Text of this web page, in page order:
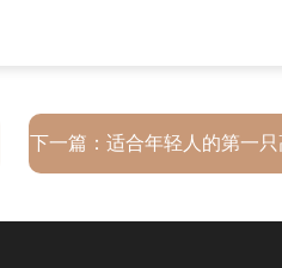
下一篇：适合年轻人的第一